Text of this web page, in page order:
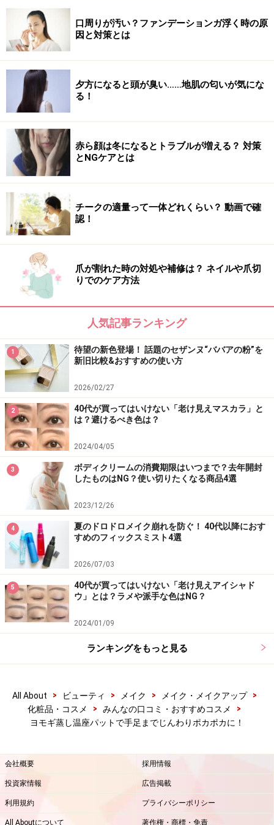
口周りが汚い？ファンデーションガ浮く時の原
因と対策とは
夕方になると頭が臭い……地肌の匂いが気にな
る！
赤ら顔は冬になるとトラブルが増える？ 対策
とNGケアとは
チークの適量って一体どれくらい？ 動画で確
認！
爪が割れた時の対処や補修は？ ネイルや爪切
りでのケア方法
人気記事ランキング
1
待望の新色登場！ 話題のセザンヌ“ババアの粉”を
新旧比較&おすすめの使い方
2026/02/27
2
40代が買ってはいけない「老け見えマスカラ」と
は？避けるべき色は？
2024/04/05
3
ボディクリームの消費期限はいつまで？去年開封
したものはNG？使い切りたくなる商品4選
2023/12/26
4
夏のドロドロメイク崩れを防ぐ！ 40代以降におす
すめのフィックスミスト4選
2026/07/03
5
40代が買ってはいけない「老け見えアイシャド
ウ」とは？ラメや派手な色はNG？
2024/01/09
ランキングをもっと見る
All About > ビューティ > メイク > メイク・メイクアップ
>
化粧品・コスメ
> みんなの口コミ・おすすめコスメ
>
ヨモギ蒸し温座パットで手足までじんわりポカポカに！
会社概要 採用情報
投資家情報 広告掲載
利用規約 プライバシーポリシー
All Aboutについて 著作権・商標・免責